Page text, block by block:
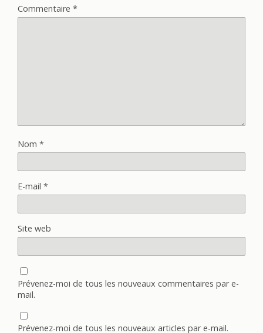
Commentaire *
Nom *
E-mail *
Site web
Prévenez-moi de tous les nouveaux commentaires par e-
mail.
Prévenez-moi de tous les nouveaux articles par e-mail.